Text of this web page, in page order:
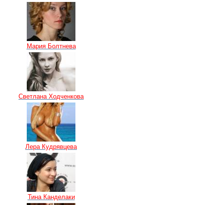
Мария Болтнева
Светлана Ходченкова
Лера Кудрявцева
Тина Канделаки